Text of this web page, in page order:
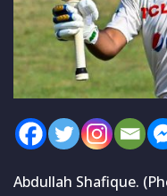
Abdullah Shafique.